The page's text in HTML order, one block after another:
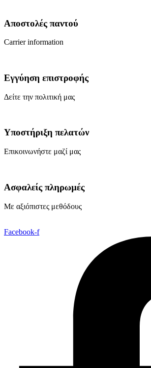
Αποστολές παντού
Carrier information
Εγγύηση επιστροφής
Δείτε την πολιτική μας
Υποστήριξη πελατών
Επικοινωνήστε μαζί μας
Ασφαλείς πληρωμές
Με αξιόπιστες μεθόδους
Facebook-f